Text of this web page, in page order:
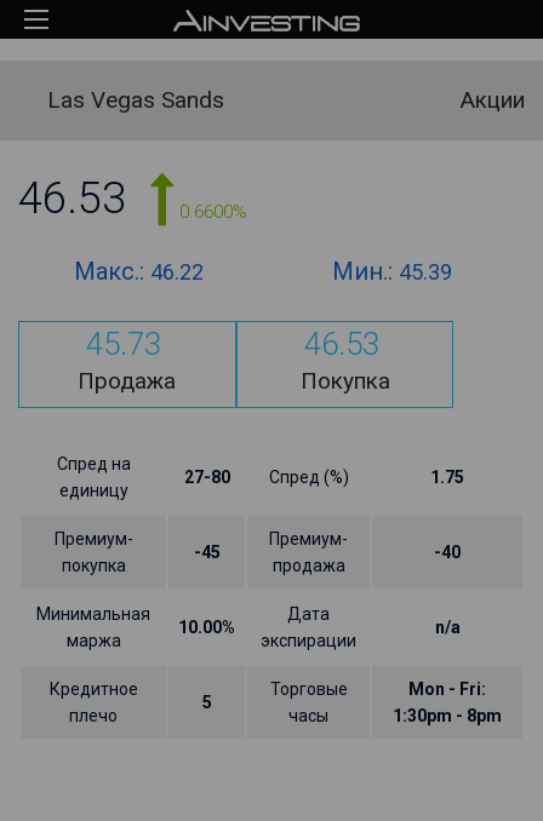
Las Vegas Sands Акции
46.53 0.6600%
Макс.: 46.22 Мин.: 45.39
45.73
Продажа
46.53
Покупка
Спред на
единицу
27-80 Спред (%) 1.75
Премиум-
покупка
-45
Премиум-
продажа
-40
Минимальная
маржа
10.00%
Дата
экспирации
n/a
Кредитное
плечо
5
Торговые
часы
Mon - Fri:
1:30pm - 8pm